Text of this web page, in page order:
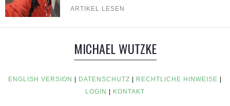
ARTIKEL LESEN
MICHAEL WUTZKE
ENGLISH VERSION DATENSCHUTZ RECHTLICHE HINWEISE
LOGIN
KONTAKT